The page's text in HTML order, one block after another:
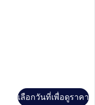
เลือกวันที่เพื่อดูราคา